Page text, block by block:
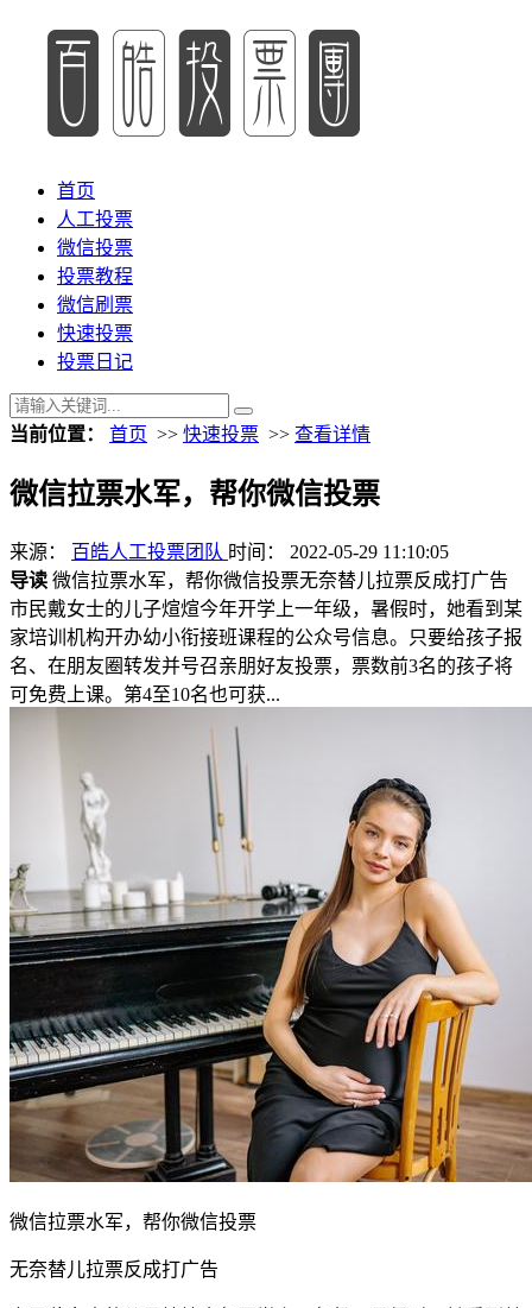
首页
人工投票
微信投票
投票教程
微信刷票
快速投票
投票日记
当前位置： 首页 >> 快速投票 >> 查看详情
微信拉票水军，帮你微信投票
来源： 百皓人工投票团队 时间： 2022-05-29 11:10:05
导读 微信拉票水军，帮你微信投票无奈替儿拉票反成打广告
市民戴女士的儿子煊煊今年开学上一年级，暑假时，她看到某
家培训机构开办幼小衔接班课程的公众号信息。只要给孩子报
名、在朋友圈转发并号召亲朋好友投票，票数前3名的孩子将
可免费上课。第4至10名也可获...
微信拉票水军，帮你微信投票
无奈替儿拉票反成打广告